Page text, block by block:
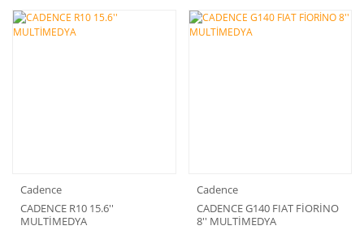
Cadence
CADENCE R10 15.6''
MULTİMEDYA
Cadence
CADENCE G140 FIAT FİORİNO
8'' MULTİMEDYA